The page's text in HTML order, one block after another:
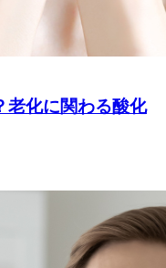
老化に関わる酸化